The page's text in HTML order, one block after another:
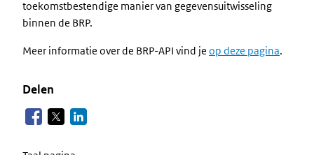
toekomstbestendige manier van gegevensuitwisseling
binnen de BRP.
Meer informatie over de BRP-API vind je op deze pagina.
Delen